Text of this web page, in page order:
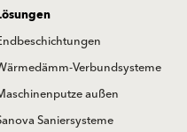
Verbundsysteme
außen
Saniersysteme